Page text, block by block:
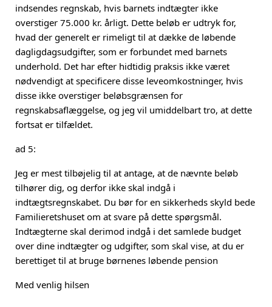
indsendes regnskab, hvis barnets indtægter ikke
overstiger 75.000 kr. årligt. Dette beløb er udtryk for,
hvad der generelt er rimeligt til at dække de løbende
dagligdagsudgifter, som er forbundet med barnets
underhold. Det har efter hidtidig praksis ikke været
nødvendigt at specificere disse leveomkostninger, hvis
disse ikke overstiger beløbsgrænsen for
regnskabsaflæggelse, og jeg vil umiddelbart tro, at dette
fortsat er tilfældet.
ad 5:
Jeg er mest tilbøjelig til at antage, at de nævnte beløb
tilhører dig, og derfor ikke skal indgå i
indtægtsregnskabet. Du bør for en sikkerheds skyld bede
Familieretshuset om at svare på dette spørgsmål.
Indtægterne skal derimod indgå i det samlede budget
over dine indtægter og udgifter, som skal vise, at du er
berettiget til at bruge børnenes løbende pension
Med venlig hilsen